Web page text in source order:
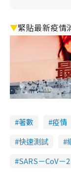
▼緊貼最新疫情
著數 疫情
快速測試
SARS－CoV－2